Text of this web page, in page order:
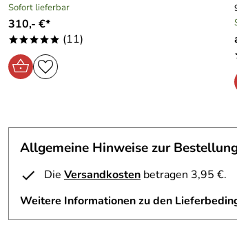
Sofort lieferbar
310,- €*
***** (11)
Allgemeine Hinweise zur
Die Versandkosten betragen 3,95 €.
Weitere Informationen zu den